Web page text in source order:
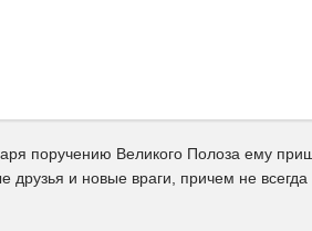
поручению Великого Полоза ему
друзья и новые враги, причем не